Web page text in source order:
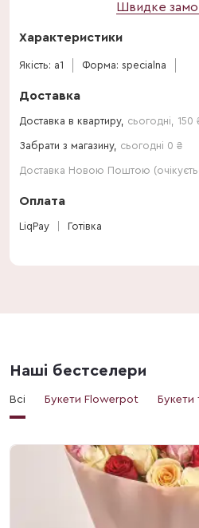
Швидке
Характеристики
Якість: a1 Форма: specialna
Доставка
Доставка в квартиру, сьогодні 150
Забрати з магазину, сьогодні 0 ₴
Доставка Новою Поштою
Оплата
LiqPay Готівка
Наші бестселери
Всі Букети Flowerpot Букети